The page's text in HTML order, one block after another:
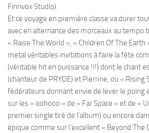
Finnvox Studio).
Et ce voyage en première classe va durer
avec en alternance des morceaux au tempo
« Raise The World », « Children Of The Earth
metal véritables invitations à faire la fête
(véritable hit en puissance !!!) dont le chant
(chanteur de PRYDE) et Pierrine, ou «
fédérateurs donnant envie de lever le poing
sur les « oohooo » de « Far Space » et de «
premier single tiré de l’album) ou encore
épique comme sur l’excellent « Beyond The